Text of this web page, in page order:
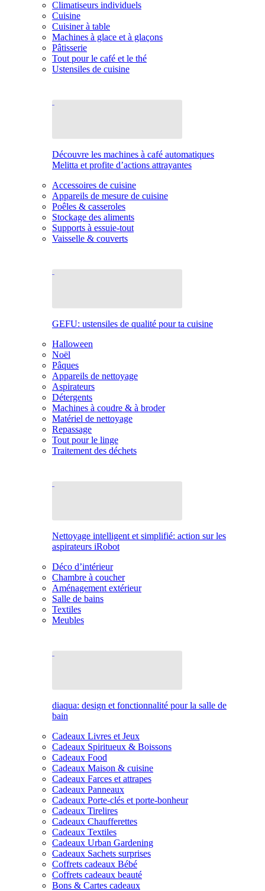
Climatiseurs individuels
Cuisine
Cuisiner à table
Machines à glace et à glaçons
Pâtisserie
Tout pour le café et le thé
Ustensiles de cuisine
Découvre les machines à café automatiques
Melitta et profite d’actions attrayantes
Accessoires de cuisine
Appareils de mesure de cuisine
Poêles & casseroles
Stockage des aliments
Supports à essuie-tout
Vaisselle & couverts
GEFU: ustensiles de qualité pour ta cuisine
Halloween
Noël
Pâques
Appareils de nettoyage
Aspirateurs
Détergents
Machines à coudre & à broder
Matériel de nettoyage
Repassage
Tout pour le linge
Traitement des déchets
Nettoyage intelligent et simplifié: action sur les
aspirateurs iRobot
Déco d’intérieur
Chambre à coucher
Aménagement extérieur
Salle de bains
Textiles
Meubles
diaqua: design et fonctionnalité pour la salle de
bain
Cadeaux Livres et Jeux
Cadeaux Spiritueux & Boissons
Cadeaux Food
Cadeaux Maison & cuisine
Cadeaux Farces et attrapes
Cadeaux Panneaux
Cadeaux Porte-clés et porte-bonheur
Cadeaux Tirelires
Cadeaux Chaufferettes
Cadeaux Textiles
Cadeaux Urban Gardening
Cadeaux Sachets surprises
Coffrets cadeaux Bébé
Coffrets cadeaux beauté
Bons & Cartes cadeaux